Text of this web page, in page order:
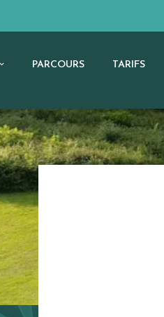
PARCOURS TARIFS